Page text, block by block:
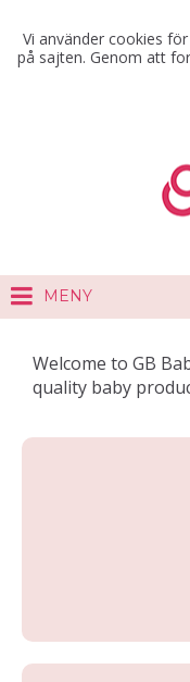
Vi använder cookies
på sajten. Genom att
MENY
Welcome to GB
quality baby